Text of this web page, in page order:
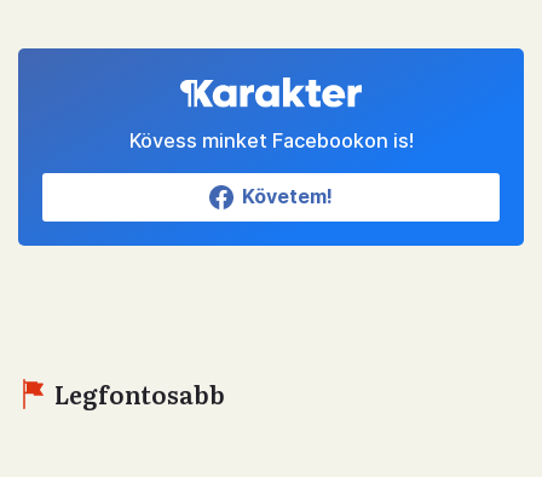
Kövess minket Facebookon is!
Követem!
Legfontosabb